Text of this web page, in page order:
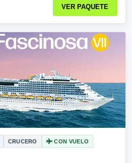
VER PAQUETE
CRUCERO CON VUELO